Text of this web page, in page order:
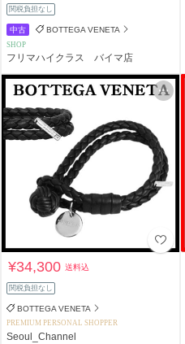
関税負担なし
中古 BOTTEGA VENETA
SHOP
フリマハイクラス バイマ店
¥34,300送料込
関税負担なし
BOTTEGA VENETA
PREMIUM PERSONAL SHOPPER
Seoul_Channel